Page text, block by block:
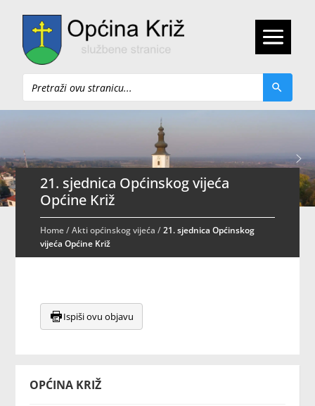
Pretraži
OPĆINA KRIŽ
21. sjednica Općinskog vijeća
Općine Križ
Home/Akti općinskog vijeća /21. sjednica Općinskog
vijeća Općine Križ
Ispiši ovu objavu